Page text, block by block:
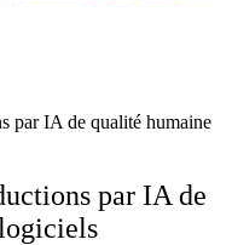
par IA de qualité humaine
par IA de